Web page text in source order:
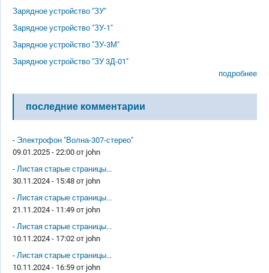
Зарядное устройство "ЗУ"
Зарядное устройство "ЗУ-1"
Зарядное устройство "ЗУ-3М"
Зарядное устройство "ЗУ 3Д-01"
подробнее
последние комментарии
- Электрофон "Волна-307-стерео"
09.01.2025 - 22:00 от john
- Листая старые страницы...
30.11.2024 - 15:48 от john
- Листая старые страницы...
21.11.2024 - 11:49 от john
- Листая старые страницы...
10.11.2024 - 17:02 от john
- Листая старые страницы...
10.11.2024 - 16:59 от john